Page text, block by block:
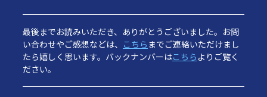
最後までお読みいただき、ありがとうございました。お問
い合わせやご感想などは、 こちら までご連絡いただけまし
たら嬉しく思います。バックナンバーはこちら よりご覧く
ださい。